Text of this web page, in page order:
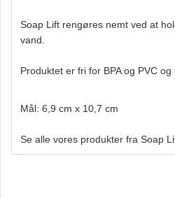
Soap Lift rengøres nemt ved at
vand.
Produktet er fri for BPA og PVC
Mål: 6,9 cm x 10,7 cm
Se alle vores produkter fra Soap